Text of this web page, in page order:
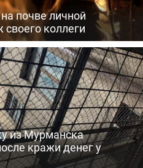
почве личной
коллеги
из Мурманска
кражи денег у